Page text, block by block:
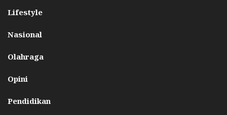
Lifestyle
Nasional
Olahraga
Opini
Pendidikan